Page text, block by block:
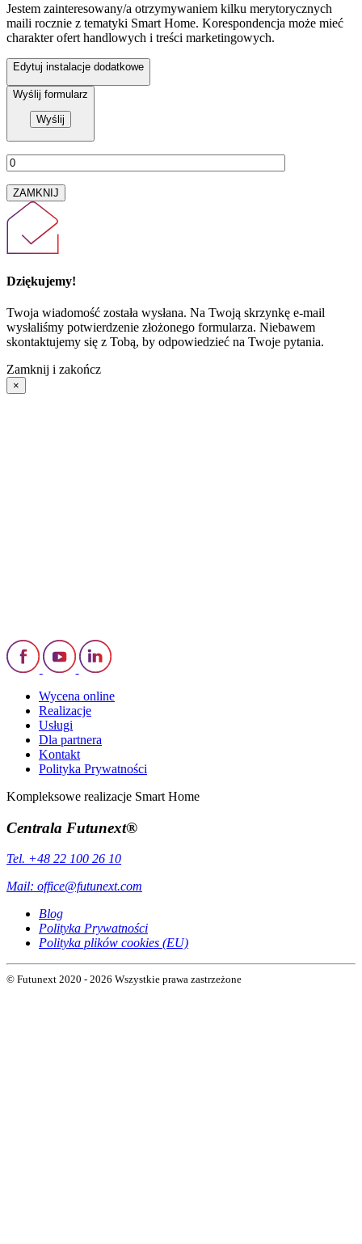
Jestem zainteresowany/a otrzymywaniem kilku merytorycznych
maili rocznie z tematyki Smart Home. Korespondencja może mieć
charakter ofert handlowych i treści marketingowych.
Edytuj instalacje dodatkowe
Wyślij formularz
ZAMKNIJ
Dziękujemy!
Twoja wiadomość została wysłana. Na Twoją skrzynkę e-mail
wysłaliśmy potwierdzenie złożonego formularza. Niebawem
skontaktujemy się z Tobą, by odpowiedzieć na Twoje pytania.
Zamknij i zakończ
×
Wycena online
Realizacje
Usługi
Dla partnera
Kontakt
Polityka Prywatności
Kompleksowe realizacje Smart Home
Centrala Futunext®
Tel. +48 22 100 26 10
Mail: office@futunext.com
Blog
Polityka Prywatności
Polityka plików cookies (EU)
© Futunext 2020 - 2026 Wszystkie prawa zastrzeżone